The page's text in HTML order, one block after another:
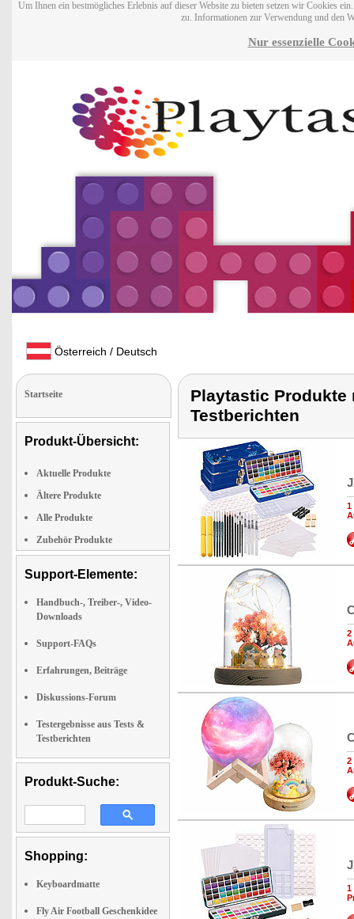
Um Ihnen ein bestmögliches Erlebnis auf dieser Website zu bieten setzen wir Cookies
zu. Informationen zur Verwendung und den
Nur essenzielle
Österreich / Deutsch
Startseite
Produkt-Übersicht:
Aktuelle Produkte
Ältere Produkte
Alle Produkte
Zubehör Produkte
Support-Elemente:
Handbuch-, Treiber-, Video-
Downloads
Support-FAQs
Erfahrungen, Beiträge
Diskussions-Forum
Testergebnisse aus Tests &
Testberichten
Produkt-Suche:
Shopping:
Keyboardmatte
Fly Air Football Geschenkidee
Playtastic Produkte
Testberichten
1
2
2
1